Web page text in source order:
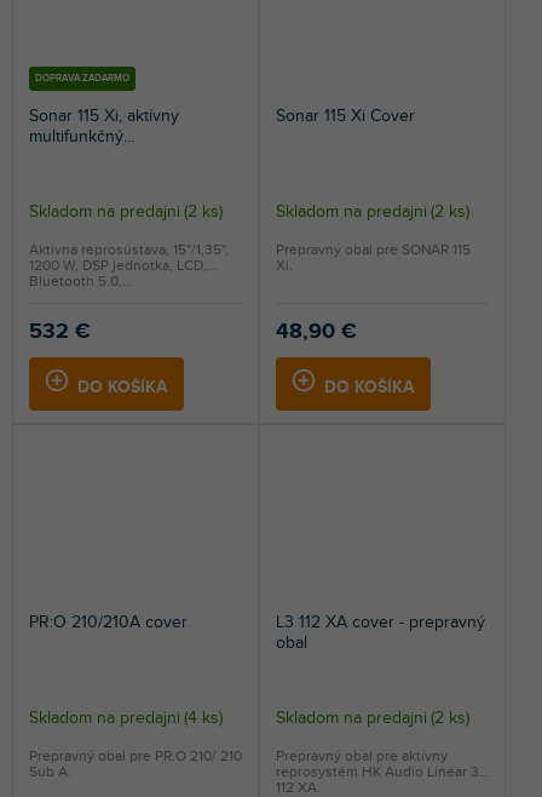
DOPRAVA ZADARMO
Sonar 115 Xi, aktívny
multifunkčný
Skladom na predajni (2 ks)
532 €
DO KOŠÍKA
Aktívna reprosústava, 15"/1,35",
1200 W, DSP jednotka, LCD,
Bluetooth 5.0,...
Sonar 115 Xi Cover
Skladom na predajni (2 ks)
48,90 €
DO KOŠÍKA
Prepravný obal pre SONAR 115
Xi.
PR:O 210/210A cover
Skladom na predajni (4 ks)
Prepravný obal pre PR:O 210/ 210
Sub A.
L3 112 XA cover - prepravný
obal
Skladom na predajni (2 ks)
Prepravný obal pre aktívny
reprosystém HK Audio Linear 3
112 XA.